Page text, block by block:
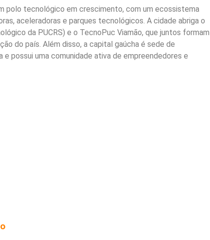
polo tecnológico em crescimento, com um ecossistema
aceleradoras e parques tecnológicos. A cidade abriga o
da PUCRS) e o TecnoPuc Viamão, que juntos formam
do país. Além disso, a capital gaúcha é sede de
possui uma comunidade ativa de empreendedores e